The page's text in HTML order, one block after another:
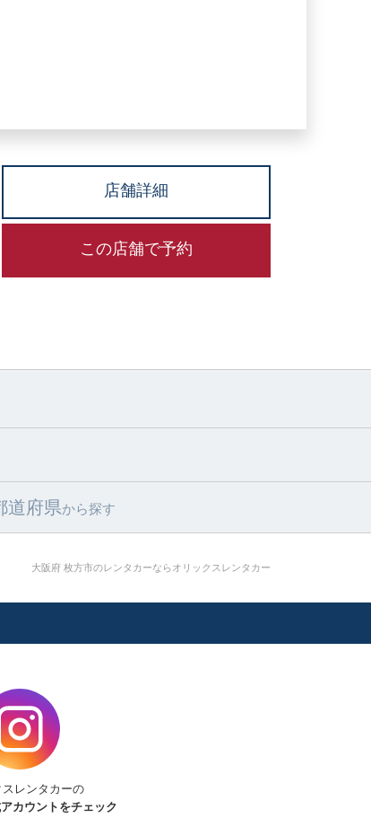
店舗詳細
この店舗で予約
道府県から探す
大阪府 枚方市のレンタカーならオリックスレンタカー
スレンタカーの
カウントをチェック